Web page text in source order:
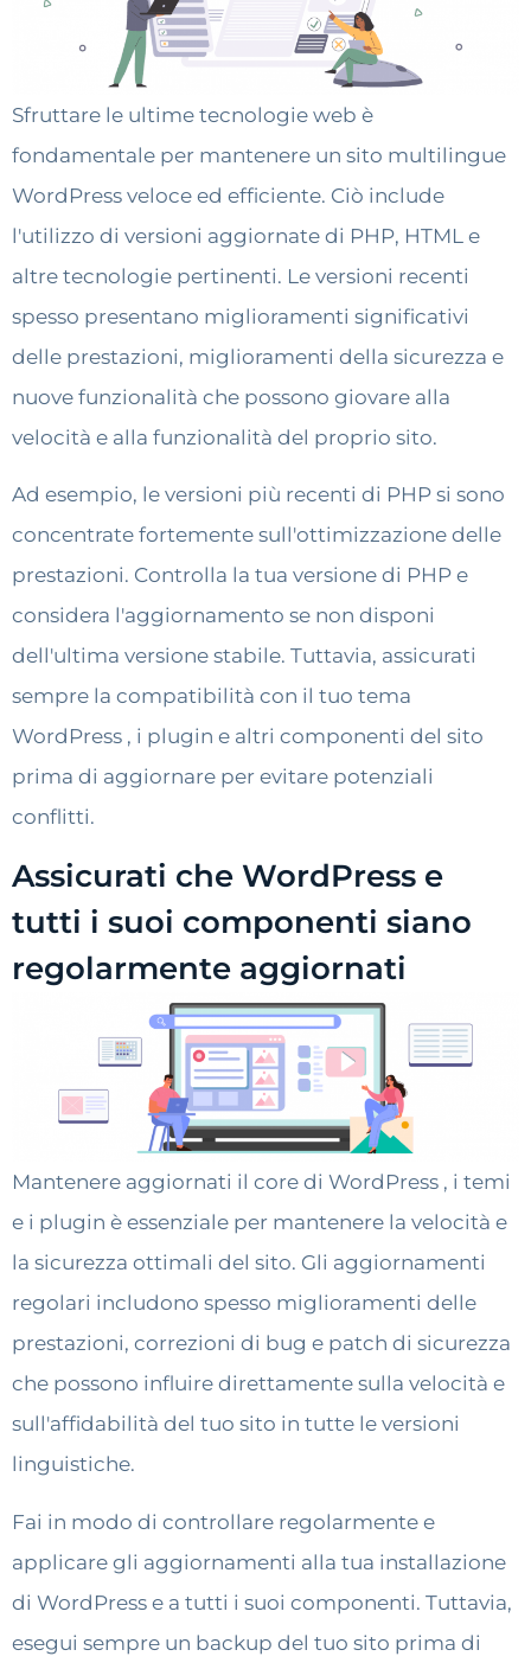
Sfruttare le ultime tecnologie web è
fondamentale per mantenere un sito multilingue
WordPress veloce ed efficiente. Ciò include
l'utilizzo di versioni aggiornate di PHP, HTML e
altre tecnologie pertinenti. Le versioni recenti
spesso presentano miglioramenti significativi
delle prestazioni, miglioramenti della sicurezza e
nuove funzionalità che possono giovare alla
velocità e alla funzionalità del proprio sito.
Ad esempio, le versioni più recenti di PHP si sono
concentrate fortemente sull'ottimizzazione delle
prestazioni. Controlla la tua versione di PHP e
considera l'aggiornamento se non disponi
dell'ultima versione stabile. Tuttavia, assicurati
sempre la compatibilità con il tuo tema
WordPress , i plugin e altri componenti del sito
prima di aggiornare per evitare potenziali
conflitti.
Assicurati che WordPress e
tutti i suoi componenti siano
regolarmente aggiornati
Mantenere aggiornati il core di WordPress , i temi
e i plugin è essenziale per mantenere la velocità e
la sicurezza ottimali del sito. Gli aggiornamenti
regolari includono spesso miglioramenti delle
prestazioni, correzioni di bug e patch di sicurezza
che possono influire direttamente sulla velocità e
sull'affidabilità del tuo sito in tutte le versioni
linguistiche.
Fai in modo di controllare regolarmente e
applicare gli aggiornamenti alla tua installazione
di WordPress e a tutti i suoi componenti. Tuttavia,
esegui sempre un backup del tuo sito prima di